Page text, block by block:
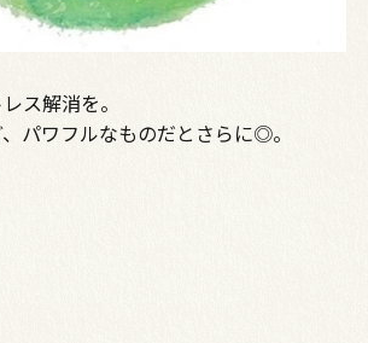
ス解消を。
パワフルなものだとさらに◎。